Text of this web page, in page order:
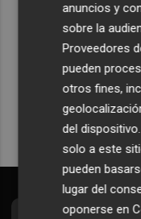
Recibe
Plaza
anuncios y
sobre la
Proveedores
pueden
otros fines,
del
solo a este
pueden
lugar del
oponerse en